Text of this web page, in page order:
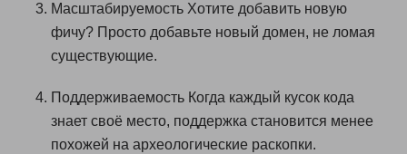
Масштабируемость Хотите добавить новую
фичу? Просто добавьте новый домен, не ломая
существующие.
Поддерживаемость Когда каждый кусок кода
знает своё место, поддержка становится менее
похожей на археологические раскопки.